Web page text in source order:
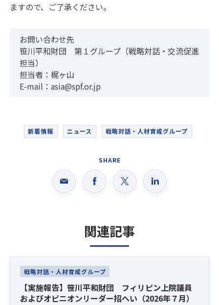
ますので、ご了承ください。
お問い合わせ先
笹川平和財団 第１グループ（戦略対話・交流促進
担当）
担当者：梶ヶ山
E-mail：asia@spf.or.jp
新着情報 ニュース 戦略対話・人材育成グループ
SHARE
関連記事
Latest News
戦略対話・人材育成グループ
【実施報告】笹川平和財団 フィリピン上院議員
およびオピニオンリーダー招へい（2026年７月）